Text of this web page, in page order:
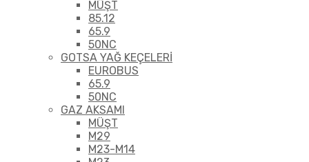
MÜŞT
85.12
65.9
50NC
GOTSA YAĞ KEÇELERİ
EUROBUS
65.9
50NC
GAZ AKSAMI
MÜŞT
M29
M23-M14